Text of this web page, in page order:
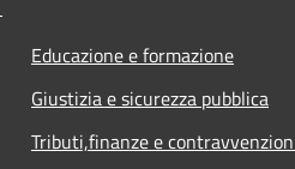
Educazione e formazione
Giustizia e sicurezza pubblica
Tributi,finanze e